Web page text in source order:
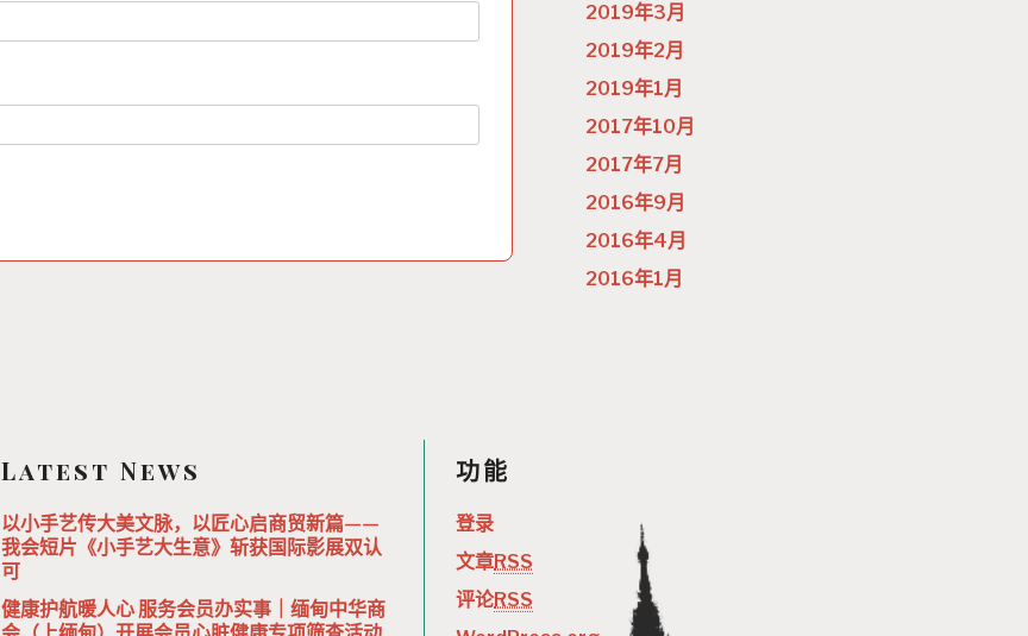
2019年3月
2019年2月
2019年1月
2017年10月
2017年7月
2016年9月
2016年4月
2016年1月
Latest News
以小手艺传大美文脉，以匠心启商贸新篇——
我会短片《小手艺大生意》斩获国际影展双认
可
健康护航暖人心 服务会员办实事｜缅甸中华商
功能
登录
文章RSS
评论RSS